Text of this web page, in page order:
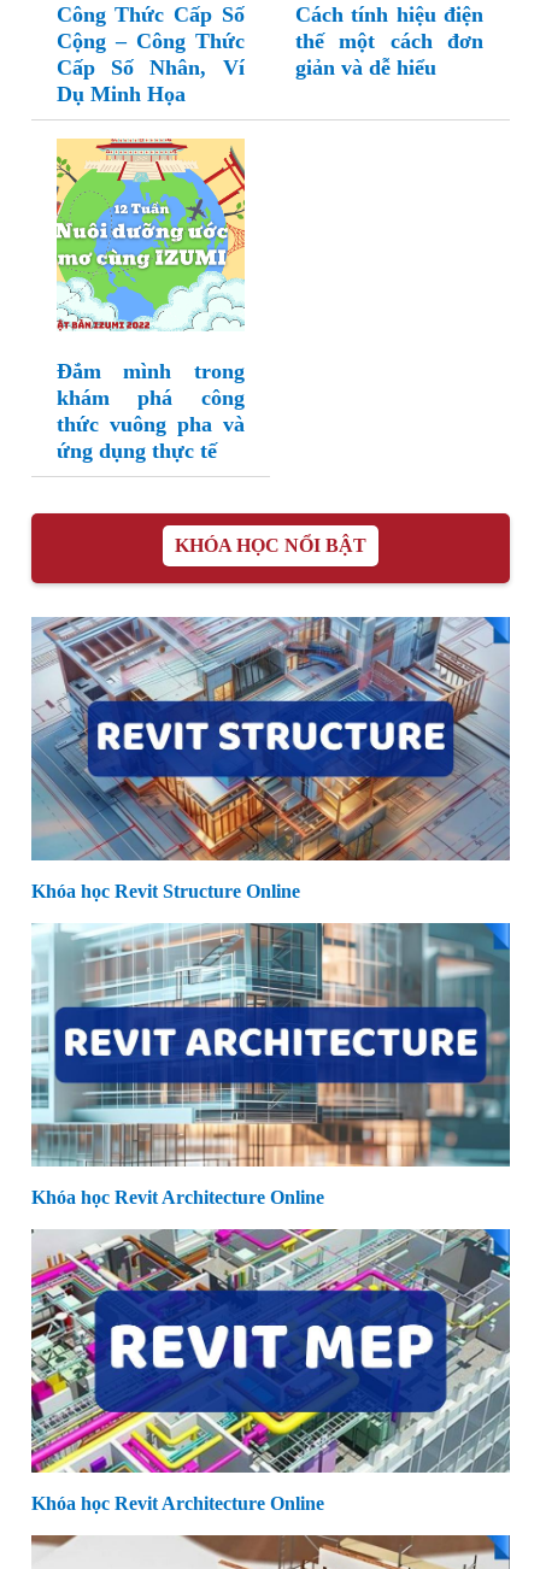
Công Thức Cấp Số
Cộng – Công Thức
Cấp Số Nhân, Ví
Dụ Minh Họa
Cách tính hiệu điện
thế một cách đơn
giản và dễ hiểu
Đắm mình trong
khám phá công
thức vuông pha và
ứng dụng thực tế
KHÓA HỌC NỔI BẬT
Khóa học Revit Structure Online
Khóa học Revit Architecture Online
Khóa học Revit Architecture Online